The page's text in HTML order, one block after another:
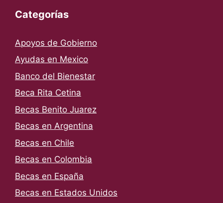
Categorías
Apoyos de Gobierno
Ayudas en Mexico
Banco del Bienestar
Beca Rita Cetina
Becas Benito Juarez
Becas en Argentina
Becas en Chile
Becas en Colombia
Becas en España
Becas en Estados Unidos